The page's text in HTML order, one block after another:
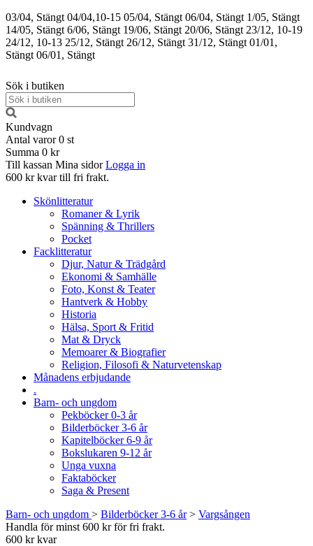
03/04, Stängt 04/04,10-15 05/04, Stängt 06/04, Stängt 1/05, Stängt
14/05, Stängt 6/06, Stängt 19/06, Stängt 20/06, Stängt 23/12, 10-19
24/12, 10-13 25/12, Stängt 26/12, Stängt 31/12, Stängt 01/01,
Stängt 06/01, Stängt
Sök i butiken
Kundvagn
Antal varor 0 st
Summa 0 kr
Till kassan Mina sidor Logga in
600 kr kvar till fri frakt.
Skönlitteratur
Romaner & Lyrik
Spänning & Thrillers
Pocket
Facklitteratur
Djur, Natur & Trädgård
Ekonomi & Samhälle
Foto, Konst & Teater
Hantverk & Hobby
Historia
Hälsa, Sport & Fritid
Mat & Dryck
Memoarer & Biografier
Religion, Filosofi & Naturvetenskap
Månadens erbjudande
.
Barn- och ungdom
Pekböcker 0-3 år
Bilderböcker 3-6 år
Kapitelböcker 6-9 år
Bokslukaren 9-12 år
Unga vuxna
Faktaböcker
Saga & Present
Barn- och ungdom > Bilderböcker 3-6 år> Vargsången
Handla för minst 600 kr för fri frakt.
600 kr kvar